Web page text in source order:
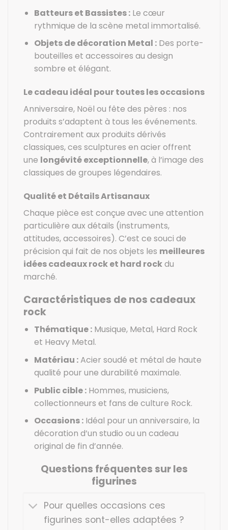
Batteurs et Bassistes :Le cœur
rythmique de la scène metal immortalisé.
Objets de décoration Metal :Des porte-
bouteilles et accessoires au design
sombre et élégant.
Le cadeau idéal pour toutes les occasions
Anniversaire, Noël ou fête des pères : nos
produits s’adaptent à tous les événements.
Contrairement aux produits dérivés
classiques, ces sculptures en acier offrent
une longévité exceptionnelle, à l’image des
classiques de groupes légendaires.
Qualité et Détails Artisanaux
Chaque pièce est conçue avec une attention
particulière aux détails (instruments,
attitudes, accessoires). C’est ce souci de
précision qui fait de nos objets les meilleures
idées cadeaux rock et hard rockdu
marché.
Caractéristiques de nos cadeaux
rock
Thématique :Musique, Metal, Hard Rock
et Heavy Metal.
Matériau :Acier soudé et métal de haute
qualité pour une durabilité maximale.
Public cible :Hommes, musiciens,
collectionneurs et fans de culture Rock.
Occasions :Idéal pour un anniversaire, la
décoration d’un studio ou un cadeau
original de fin d’année.
Questions fréquentes sur les
figurines
Pour quelles occasions ces
figurines sont-elles adaptées ?